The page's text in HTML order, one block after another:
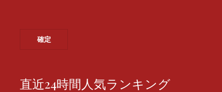
直近24時間人気ランキング